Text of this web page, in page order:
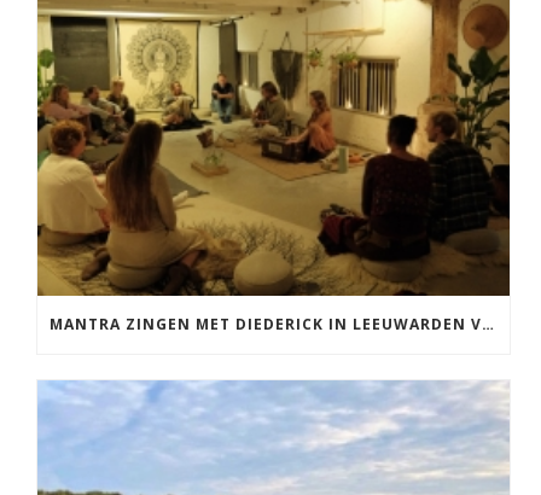
MANTRA ZINGEN MET DIEDERICK IN LEEUWARDEN VRIJDAG 12 JUNI KIRTAN